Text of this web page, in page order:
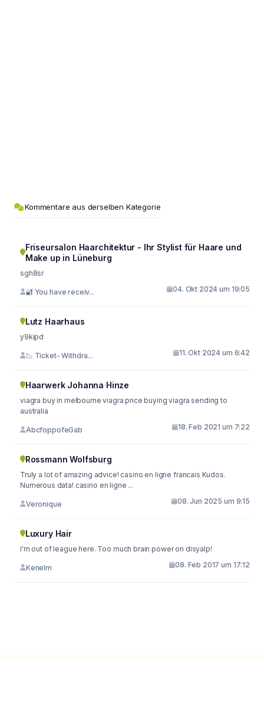
Kommentare aus derselben Kategorie
Friseursalon Haarchitektur - Ihr Stylist für Haare und
Make up in Lüneburg
sgh8sr
🔐 You have receiv... 04. Okt 2024 um 19:05
Lutz Haarhaus
y9kipd
📉 Ticket- Withdra... 11. Okt 2024 um 6:42
Haarwerk Johanna Hinze
viagra buy in melbourne viagra price buying viagra sending to
australia
AbcfoppofeGab 18. Feb 2021 um 7:22
Rossmann Wolfsburg
Truly a lot of amazing advice! casino en ligne francais Kudos.
Numerous data! casino en ligne ...
Veronique 08. Jun 2025 um 9:15
Luxury Hair
I'm out of league here. Too much brain power on disyalp!
Kenelm 08. Feb 2017 um 17:12